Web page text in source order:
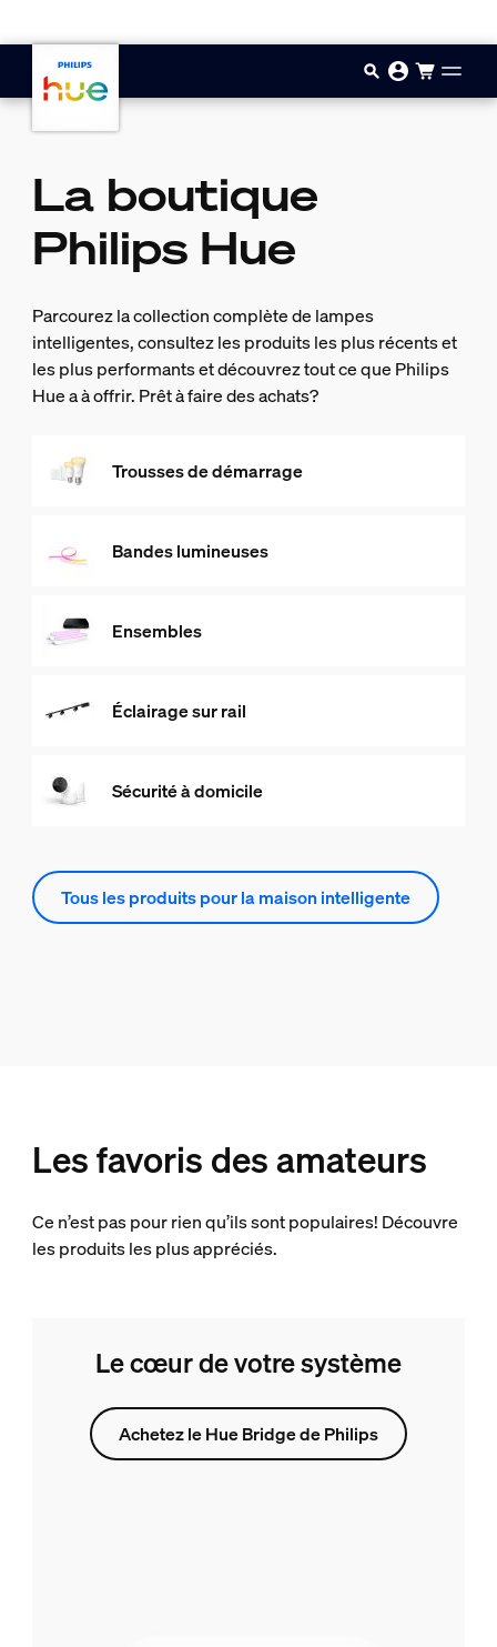
La boutique
Philips Hue
Parcourez la collection complète de lampes
intelligentes, consultez les produits les plus récents et
les plus performants et découvrez tout ce que Philips
Hue a à offrir. Prêt à faire des achats?
Trousses de démarrage
Bandes lumineuses
Ensembles
Éclairage sur rail
Sécurité à domicile
Tous les produits pour la maison intelligente
Les favoris des amateurs
Ce n’est pas pour rien qu’ils sont populaires! Découvre
les produits les plus appréciés.
Le cœur de votre système
Achetez le Hue Bridge de Philips